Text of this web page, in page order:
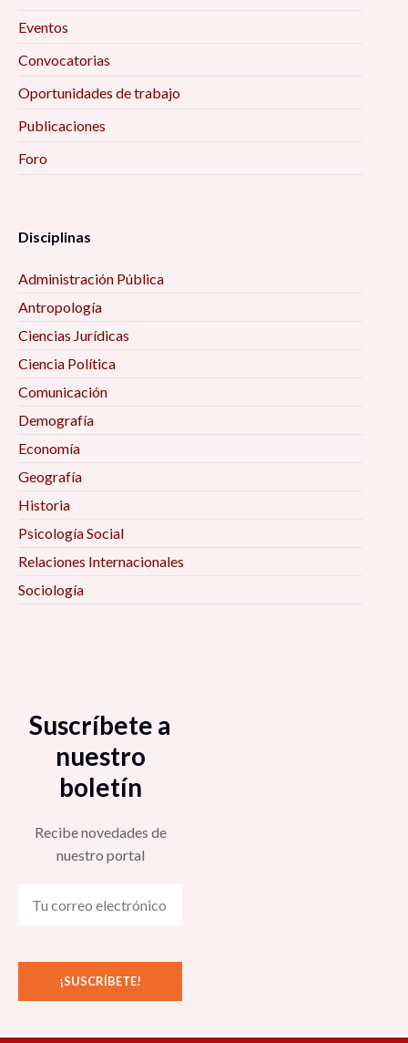
Eventos
Convocatorias
Oportunidades de trabajo
Publicaciones
Foro
Disciplinas
Administración Pública
Antropología
Ciencias Jurídicas
Ciencia Política
Comunicación
Demografía
Economía
Geografía
Historia
Psicología Social
Relaciones Internacionales
Sociología
Suscríbete a
nuestro
boletín
Recibe novedades de
nuestro portal